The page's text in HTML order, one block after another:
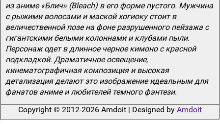
из аниме «Блич» (Bleach) в его форме пустого. Мужчина
с рыжими волосами и маской хогиоку стоит в
величественной позе на фоне разрушенного пейзажа с
гигантскими белыми колоннами и клубами пыли.
Персонаж одет в длинное черное кимоно с красной
подкладкой. Драматичное освещение,
кинематографичная композиция и высокая
детализация делают это изображение идеальным для
фанатов аниме и любителей темного фэнтези.
Copyright © 2012-2026 Amdoit | Designed by Amdoit